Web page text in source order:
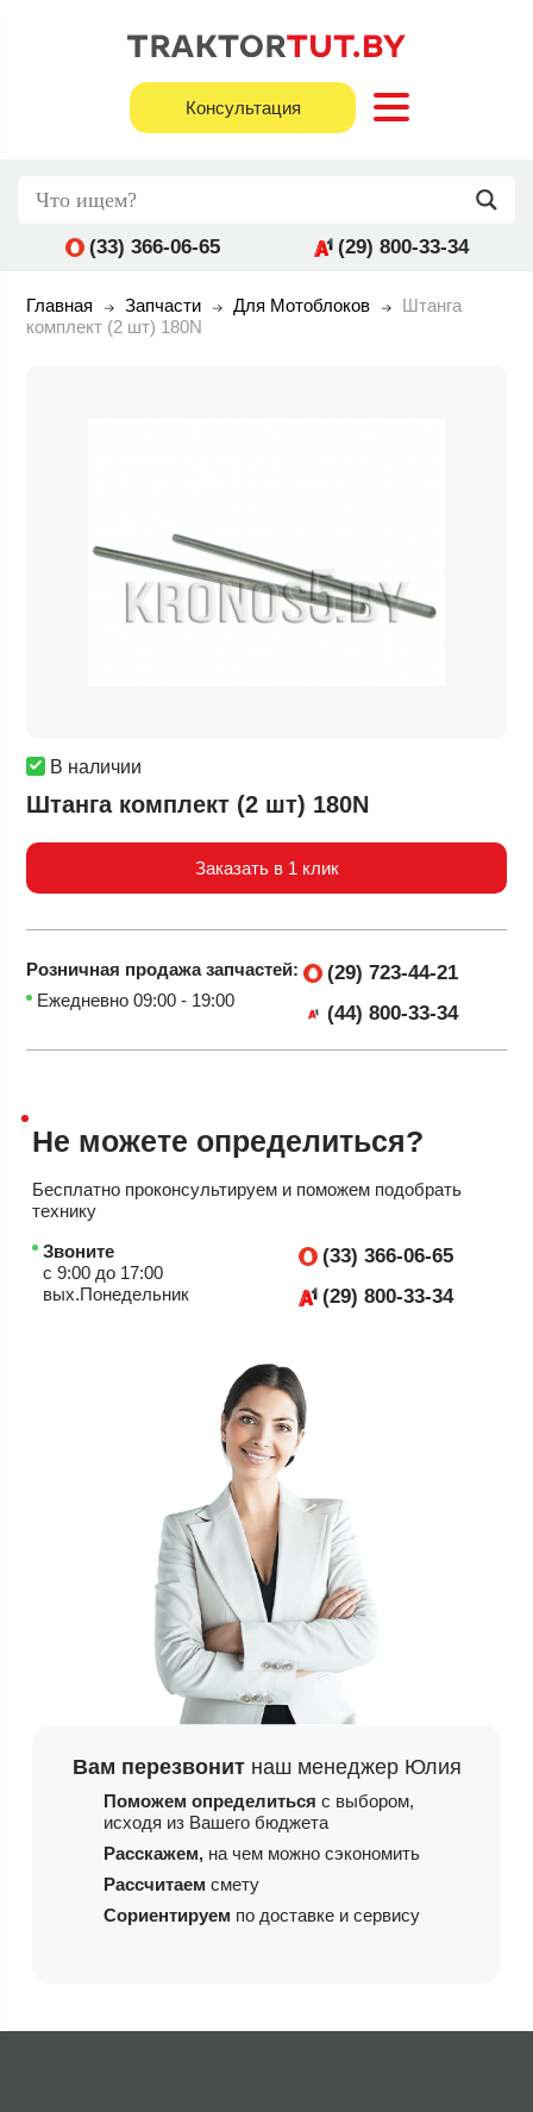
Консультация
(33) 366-06-65 (29) 800-33-34
Главная Запчасти Для Мотоблоков
Штанга
комплект (2 шт) 180N
В наличии
Штанга комплект (2 шт) 180N
Заказать в 1 клик
Розничная продажазапчастей:
Ежедневно 09:00 - 19:00
(29) 723-44-21
(44) 800-33-34
Не можете определиться?
Бесплатно проконсультируем и поможем подобрать
технику
Звоните
с 9:00 до 17:00
вых.Понедельник
(33) 366-06-65
(29) 800-33-34
Вам перезвонит наш менеджер Юлия
Поможем определитьсяс выбором,
исходя из Вашего бюджета
Расскажем, на чем можно сэкономить
Рассчитаемсмету
Сориентируем по доставке и сервису